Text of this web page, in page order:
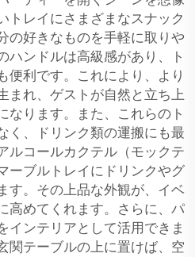
トレイにさまざまなスナック
の好きなものを手軽に取りや
ハンドルは高級感があり、ト
便利です。これにより、より
まれ、ゲストが自然と立ち上
なります。また、これらのト
く、ドリンク類の運搬にも最
ルコールカクテル（モックテ
ーブルトレイにドリンクやグ
す。その上品な外観が、イベ
高めてくれます。さらに、パ
インテリアとして活用できま
関テーブルの上に置けば、空